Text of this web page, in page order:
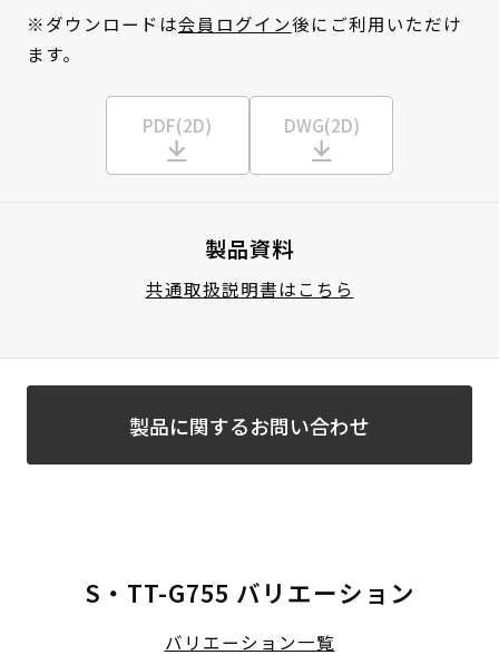
※ダウンロードは会員ログイン後にご利用いただけ
ます。
PDF(2D) DWG(2D)
製品資料
共通取扱説明書はこちら
製品に関するお問い合わせ
S・TT-G755 バリエーション
バリエーション一覧